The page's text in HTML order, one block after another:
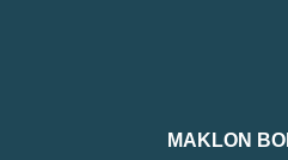
MAKLON